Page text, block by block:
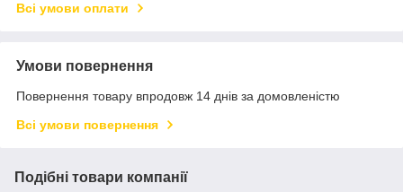
Всі умови оплати
Умови повернення
Повернення товару впродовж 14 днів за домовленістю
Всі умови повернення
Подібні товари компанії